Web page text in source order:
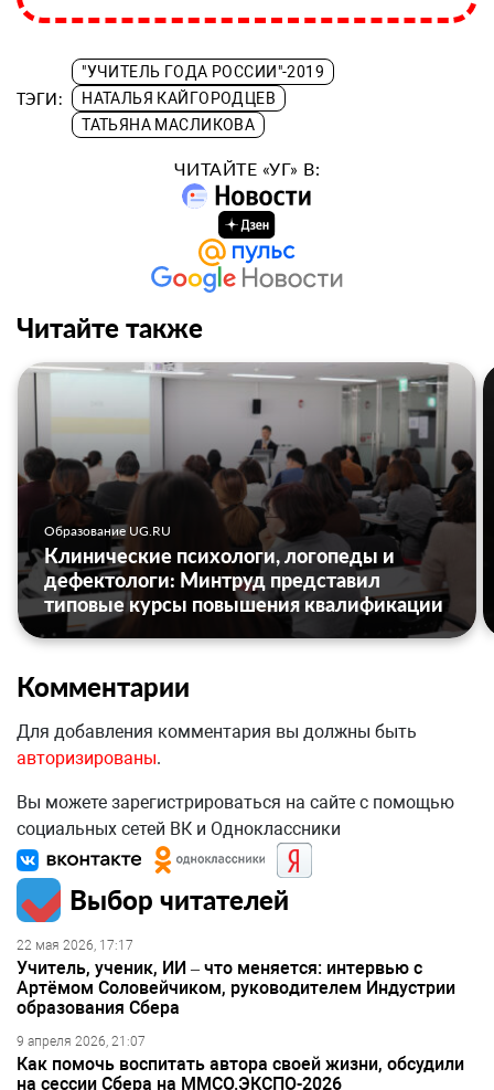
ТЭГИ:
"УЧИТЕЛЬ ГОДА РОССИИ"-2019
НАТАЛЬЯ КАЙГОРОДЦЕВ
ТАТЬЯНА МАСЛИКОВА
ЧИТАЙТЕ «УГ» В:
Читайте также
Образование UG.RU
Клинические психологи, логопеды и
дефектологи: Минтруд представил
типовые курсы повышения квалификации
Комментарии
Для добавления комментария вы должны быть
авторизированы.
Вы можете зарегистрироваться на сайте с помощью
социальных сетей ВК и Одноклассники
Выбор читателей
22 мая 2026, 17:17
Учитель, ученик, ИИ – что меняется: интервью с
Артёмом Соловейчиком, руководителем Индустрии
образования Сбера
9 апреля 2026, 21:07
Как помочь воспитать автора своей жизни, обсудили
на сессии Сбера на ММСО.ЭКСПО-2026